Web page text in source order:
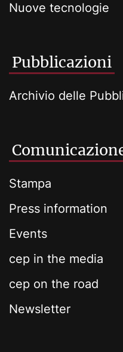
Nuove tecnologie
Pubblicazioni
Archivio delle
Stampa
Press information
Events
cep in the media
cep on the road
Newsletter